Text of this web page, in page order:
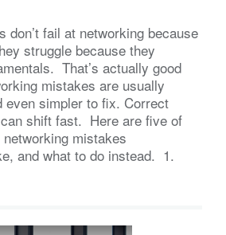
don’t fail at networking because
struggle because they
That’s actually good
mistakes are usually
even simpler to fix. Correct
shift fast. Here are five of
mistakes
and what to do instead. 1.